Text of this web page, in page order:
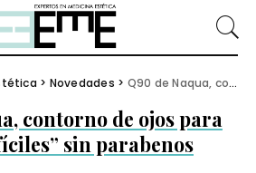
> Novedades > Q90 de Naqua, contorno de ojos para casos “difíciles” sin parabenos
contorno de ojos para
sin parabenos